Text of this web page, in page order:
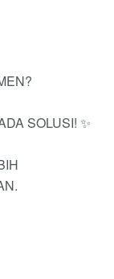
SOLUSI! ✨